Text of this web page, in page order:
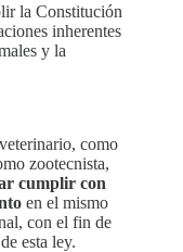
la Constitución
inherentes
y la
como
zootecnista,
cumplir con
en el mismo
con el fin de
esta ley.